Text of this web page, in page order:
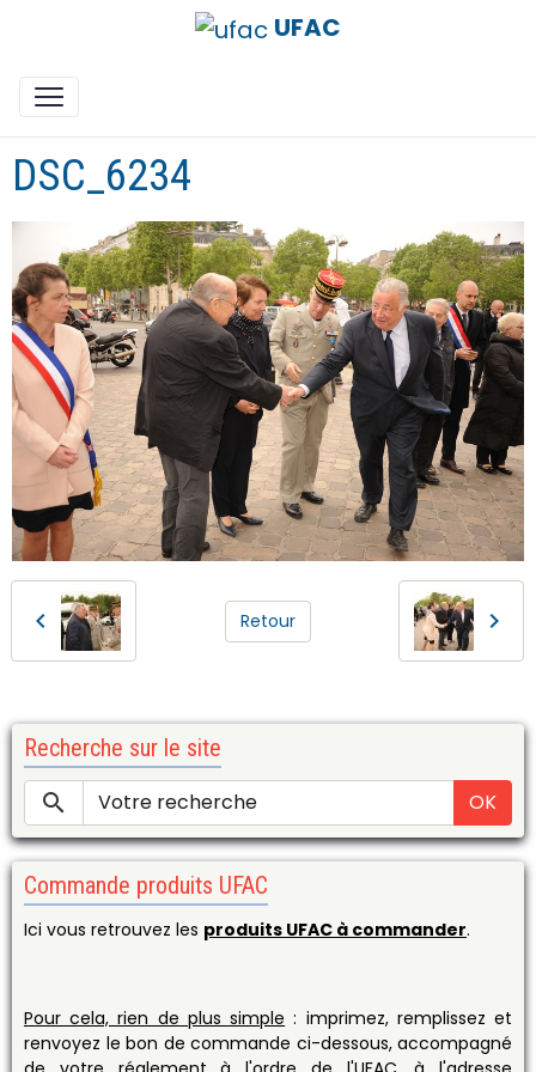
UFAC
DSC_6234
Retour
Recherche sur le site
OK
Commande produits UFAC
Ici vous retrouvez les produits UFAC à commander.
Pour cela, rien de plus simple : imprimez, remplissez et
renvoyez le bon de commande ci-dessous, accompagné